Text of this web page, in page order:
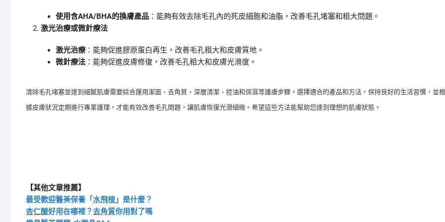
使用含AHA/BHA的換膚產品 ：能夠有效去除毛孔內的死皮細胞和油脂，改善毛孔堵塞和粗大問題。
激光治療或微針療法
激光治療：能夠促進膠原蛋白再生，改善毛孔粗大和皮膚質地。
微針療法 ：能夠促進皮膚修復，改善毛孔粗大和皮膚光滑度。
清除毛孔堵塞並達到細膩肌膚需要綜合運用潔面、去角質、深層清潔、控油和保濕等護膚步驟。選擇適合的產品和方法，保持良好的生活習慣，並根
據皮膚狀況定期進行專業護理，才能有效改善毛孔問題，讓肌膚恢復光滑細緻。希望這些方法能幫助您達到理想的肌膚狀態。
【其他文章推薦】
最受歡迎醫美保養「水飛梭 」是什麼？
杏仁酸好用在哪裡？去角質你用對了嗎